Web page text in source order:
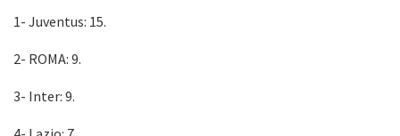
1- Juventus: 15.
2- ROMA: 9.
3- Inter: 9.